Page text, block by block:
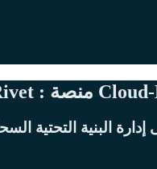
البنية التحتية